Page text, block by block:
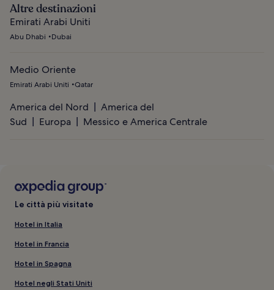
Altre destinazioni
Emirati Arabi Uniti
Abu Dhabi Dubai
Medio Oriente
Emirati Arabi Uniti Qatar
America del Nord
America del
Sud
Europa Messico e America Centrale
Le città più visitate
Hotel in Italia
Hotel in Francia
Hotel in Spagna
Hotel negli Stati Uniti